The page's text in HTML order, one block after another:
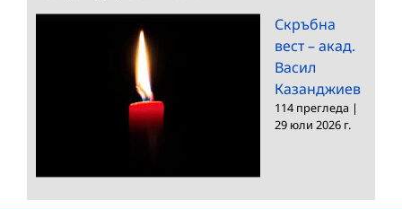
Скръбна
вест – акад.
Васил
Казанджиев
114 прегледа |
29 юли 2026 г.